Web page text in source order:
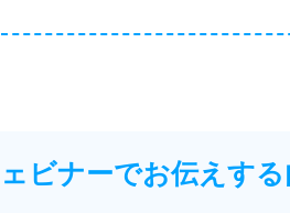
ビナーでお伝えす